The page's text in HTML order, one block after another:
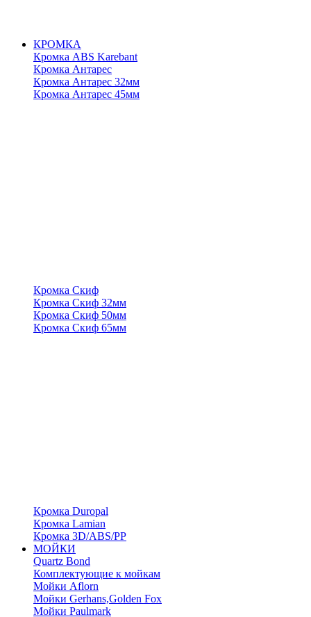
КРОМКА
Кромка ABS Karebant
Кромка Антарес
Кромка Антарес 32мм
Кромка Антарес 45мм
Кромка Скиф
Кромка Скиф 32мм
Кромка Скиф 50мм
Кромка Скиф 65мм
Кромка Duropal
Кромка Lamian
Кромка 3D/ABS/PP
МОЙКИ
Quartz Bond
Комплектующие к мойкам
Мойки Aflorn
Мойки Gerhans,Golden Fox
Мойки Paulmark